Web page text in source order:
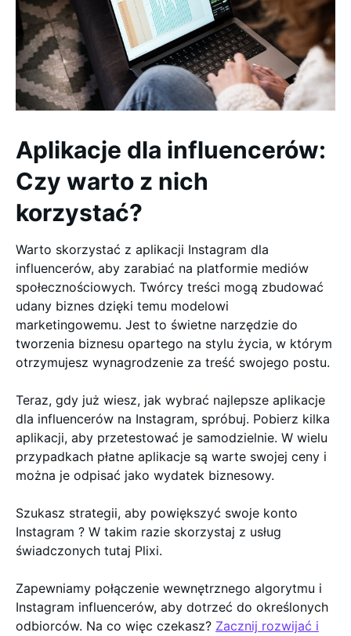
Aplikacje dla influencerów:
Czy warto z nich
korzystać?
Warto skorzystać z aplikacji Instagram dla
influencerów, aby zarabiać na platformie mediów
społecznościowych. Twórcy treści mogą zbudować
udany biznes dzięki temu modelowi
marketingowemu. Jest to świetne narzędzie do
tworzenia biznesu opartego na stylu życia, w którym
otrzymujesz wynagrodzenie za treść swojego postu.
Teraz, gdy już wiesz, jak wybrać najlepsze aplikacje
dla influencerów na Instagram, spróbuj. Pobierz kilka
aplikacji, aby przetestować je samodzielnie. W wielu
przypadkach płatne aplikacje są warte swojej ceny i
można je odpisać jako wydatek biznesowy.
Szukasz strategii, aby powiększyć swoje konto
Instagram ? W takim razie skorzystaj z usług
świadczonych tutaj Plixi.
Zapewniamy połączenie wewnętrznego algorytmu i
Instagram influencerów, aby dotrzeć do określonych
odbiorców. Na co więc czekasz? Zacznij rozwijać i